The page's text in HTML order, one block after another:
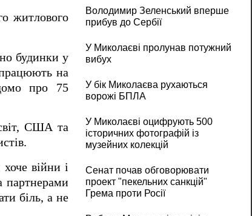
житлового
будинки у
на
про 75
США та
війни і
партнерами
біль, а не
Володимир Зеленський вперше
прибув до Сербії
У Миколаєві пролунав потужний
вибух
У бік Миколаєва рухаються
ворожі БПЛА
У Миколаєві оцифрують 500
історичних фотографій із
музейних колекцій
Сенат почав обговорювати
проект "пекельних санкцій"
Грема проти Росії